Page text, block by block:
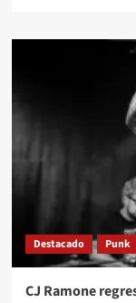
CJ
Destacado Punk
CJ Ramone